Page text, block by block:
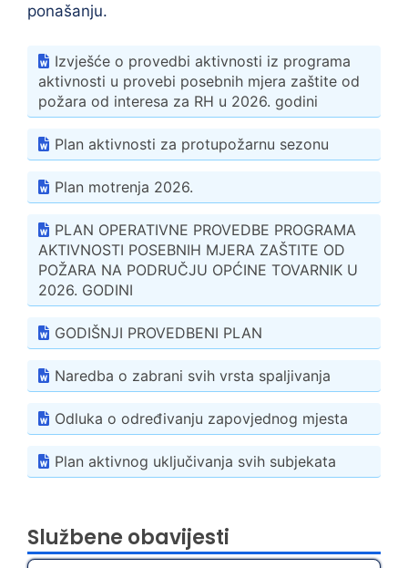
ponašanju.
Izvješće o provedbi aktivnosti iz programa
aktivnosti u provebi posebnih mjera zaštite od
požara od interesa za RH u 2026. godini
Plan aktivnosti za protupožarnu sezonu
Plan motrenja 2026.
PLAN OPERATIVNE PROVEDBE PROGRAMA
AKTIVNOSTI POSEBNIH MJERA ZAŠTITE OD
POŽARA NA PODRUČJU OPĆINE TOVARNIK U
2026. GODINI
GODIŠNJI PROVEDBENI PLAN
Naredba o zabrani svih vrsta spaljivanja
Odluka o određivanju zapovjednog mjesta
Plan aktivnog uključivanja svih subjekata
Službene obavijesti